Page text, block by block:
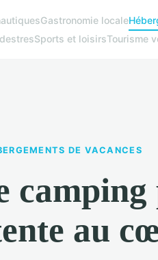
Gastronomie locale
Sports et loisirsTourisme
DE VACANCES
au